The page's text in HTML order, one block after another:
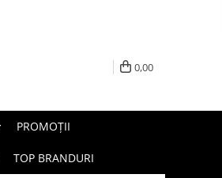
0,00
PROMOȚII
TOP BRANDURI